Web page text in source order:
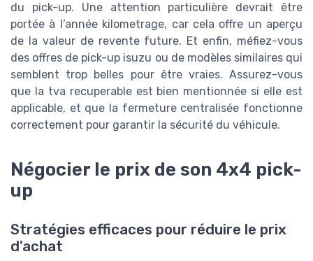
du pick-up. Une attention particulière devrait être
portée à l’année kilometrage, car cela offre un aperçu
de la valeur de revente future. Et enfin, méfiez-vous
des offres de pick-up isuzu ou de modèles similaires qui
semblent trop belles pour être vraies. Assurez-vous
que la tva recuperable est bien mentionnée si elle est
applicable, et que la fermeture centralisée fonctionne
correctement pour garantir la sécurité du véhicule.
Négocier le prix de son 4x4 pick-
up
Stratégies efficaces pour réduire le prix
d'achat